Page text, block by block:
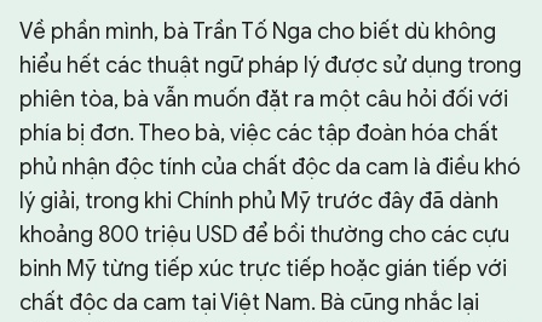
Về phần mình, bà Trần Tố Nga cho biết dù không
hiểu hết các thuật ngữ pháp lý được sử dụng trong
phiên tòa, bà vẫn muốn đặt ra một câu hỏi đối với
phía bị đơn. Theo bà, việc các tập đoàn hóa chất
phủ nhận độc tính của chất độc da cam là điều khó
lý giải, trong khi Chính phủ Mỹ trước đây đã dành
khoảng 800 triệu USD để bồi thường cho các cựu
binh Mỹ từng tiếp xúc trực tiếp hoặc gián tiếp với
chất độc da cam tại Việt Nam. Bà cũng nhắc lại